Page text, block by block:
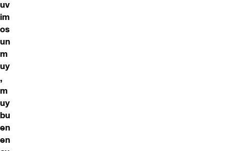
uv
im
os
un
m
uy
,
m
uy
bu
en
en